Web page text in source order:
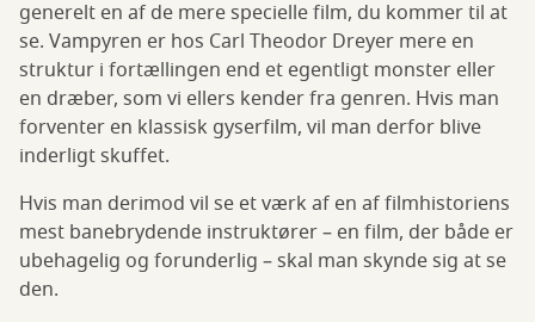
generelt en af de mere specielle film, du kommer til at
se. Vampyren er hos Carl Theodor Dreyer mere en
struktur i fortællingen end et egentligt monster eller
en dræber, som vi ellers kender fra genren. Hvis man
forventer en klassisk gyserfilm, vil man derfor blive
inderligt skuffet.
Hvis man derimod vil se et værk af en af filmhistoriens
mest banebrydende instruktører – en film, der både er
ubehagelig og forunderlig – skal man skynde sig at se
den.